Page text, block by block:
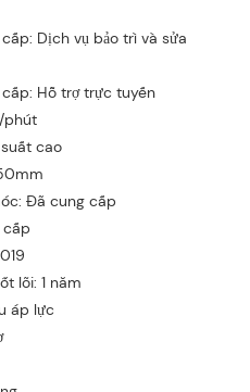
Dịch vụ bảo trì và sửa
Hỗ trợ trực tuyến
phút
cao
Đã cung cấp
cấp
lõi: 1 năm
áp lực